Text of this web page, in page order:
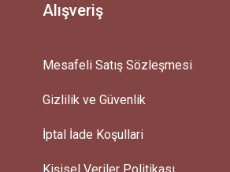
Alışveriş
Mesafeli Satış Sözleşmesi
Gizlilik ve Güvenlik
İptal İade Koşullari